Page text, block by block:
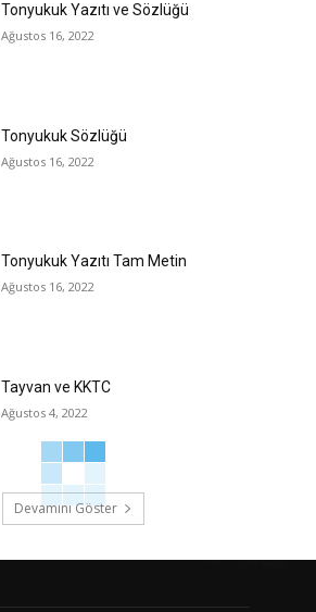
Tonyukuk Yazıtı ve Sözlüğü
Ağustos 16, 2022
Tonyukuk Sözlüğü
Ağustos 16, 2022
Tonyukuk Yazıtı Tam Metin
Ağustos 16, 2022
Tayvan ve KKTC
Ağustos 4, 2022
Devamını Göster